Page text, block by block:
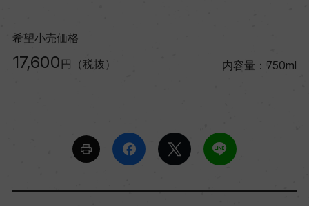
希望小売価格
17,600 円（税抜） 内容量：750ml